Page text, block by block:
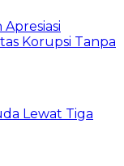
Korupsi Tanpa
Lewat Tiga